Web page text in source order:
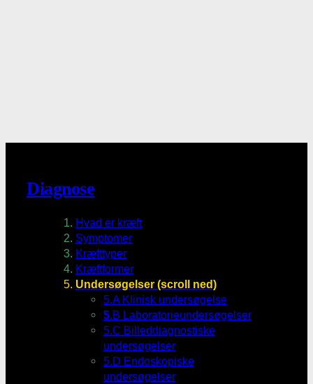
Diagnose
Hvad er kræft
Symptomer
Kræfttyper
Kræftformer
Undersøgelser (scroll ned)
5.A Klinisk undersøgelse
5.B Laboratorieundersøgelser
5.C Billeddiagnostiske
undersøgelser
5.D Endoskopiske
undersøgelser